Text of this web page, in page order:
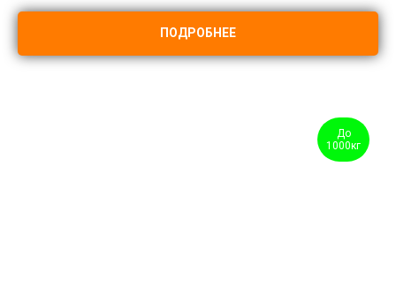
ПОДРОБНЕЕ
До
1000кг